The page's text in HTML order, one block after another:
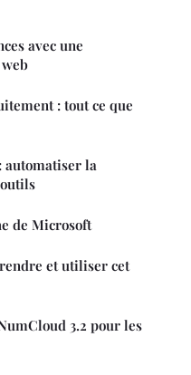
avec une
: tout ce que
automatiser la
de Microsoft
et utiliser cet
3.2 pour les